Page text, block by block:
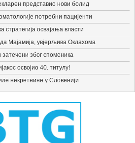
представио нови болид
потребни пацијенти
стратегија освајања власти
Мајамија, увјерљива Оклахома
због споменика
освојио 40. титулу!
некретнине у Словенији